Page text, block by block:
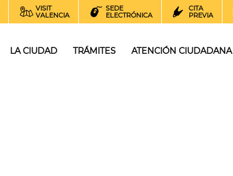
VISIT
VALENCIA
SEDE
ELECTRÓNICA
CITA
PREVIA
LA CIUDAD TRÁMITES ATENCIÓN CIUDADANA